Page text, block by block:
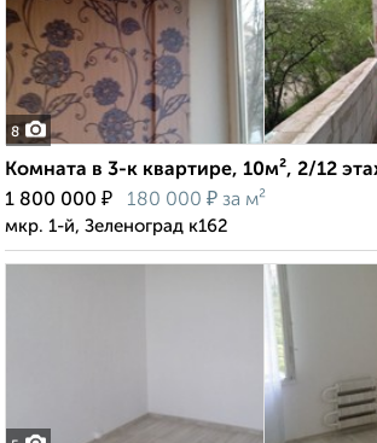
8
Комната в 3-к квартире, 10м², 2/12
1 800 000 ₽ 180 000 ₽ за м²
мкр. 1-й, Зеленоград к162